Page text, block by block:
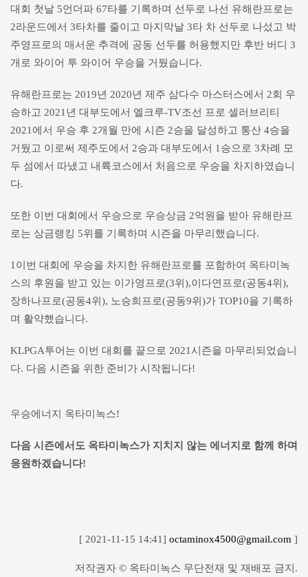
대회 첫날 5언더파 67타를 기록하며 선두로 나선 유해란프로는
2라운드에서 3타차를 줄이고 마지막날 3타 차 선두로 나섰고 박
주영프로의 매서운 추격에 공동 선두를 허용했지만 후반 버디 3
개로 와이어 투 와이어 우승을 거뒀습니다.
유해란프로는 2019년 2020년 제주 삼다수 마스터스에서 2회 우
승하고 2021년 대부도에서 엘크루-TV조선 프로 셀러브리티
2021에서 우승 후 2개월 만에 시즌 2승을 달성하고 통산 4승을
거뒀고 이로써 제주도에서 2승과 대부도에서 1승으로 3차례 모
두 섬에서 따냈고 내륙코스에서 처음으로 우승을 차지하였습니
다.
또한 이번 대회에서 우승으로 우승상금 2억원을 받아 유해란프
로는 상금랭킹 5위를 기록하며 시즌을 마무리했습니다.
1이번 대회에 우승을 차지한 유해란프로를 포함하여 옥타미녹
스의 후원을 받고 있는 이가영프로(3위),이다연프로(공동4위),
장하나프로(공동4위), 노승희프로(공동9위)가 TOP10을 기록하
며 활약했습니다.
KLPGA투어는 이번 대회를 끝으로 2021시즌을 마무리되었습니
다. 다음 시즌을 위한 준비가 시작됩니다!
우승에너지 옥타미녹스!
다음 시즌에서도 옥타미녹스가 지치지 않는 에너지로 함께 하며
응원하겠습니다!
[ 2021-11-15 14:41] octaminox4500@gmail.com ]
저작권자 © 옥타미녹스 무단전재 및 재배포 금지.